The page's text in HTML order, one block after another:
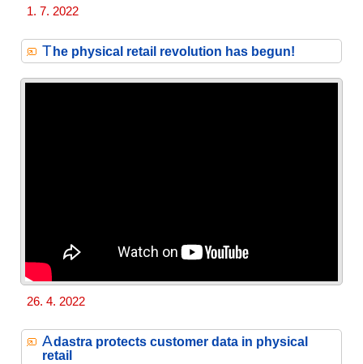
1. 7. 2022
The physical retail revolution has begun!
26. 4. 2022
Adastra protects customer data in physical
retail